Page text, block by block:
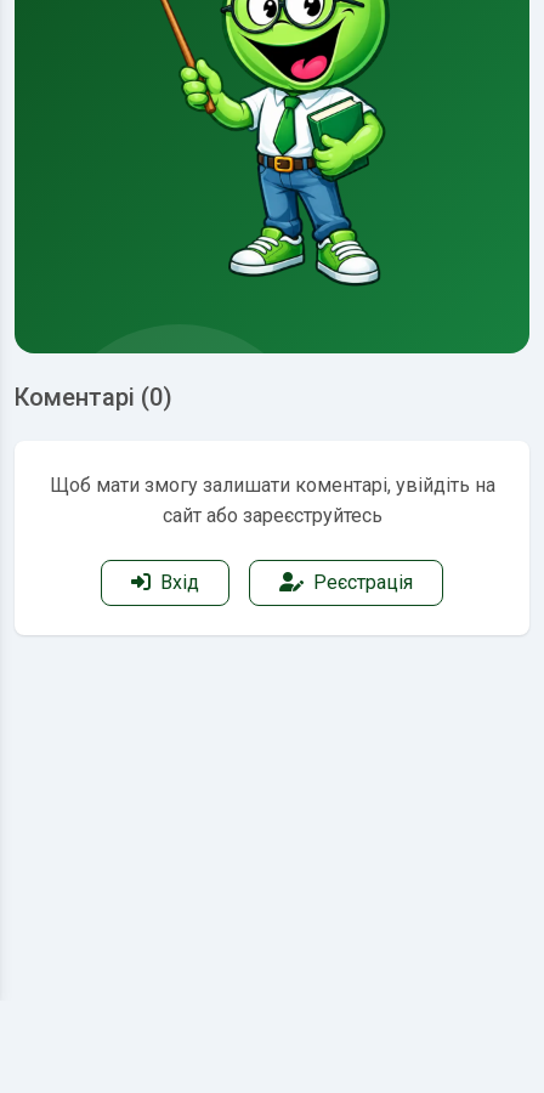
Коментарі (0)
Щоб мати змогу залишати коментарі, увійдіть на
сайт або зареєструйтесь
Вхід Реєстрація